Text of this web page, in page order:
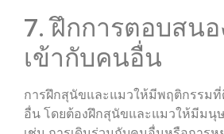
7. ฝึกการตอบสน
เข้ากับคนอื่น
การฝึกสุนัขและแมวให้มีพฤติกรรม
อื่น โดยต้องฝึกสุนัขและแมวให้มีมนุ